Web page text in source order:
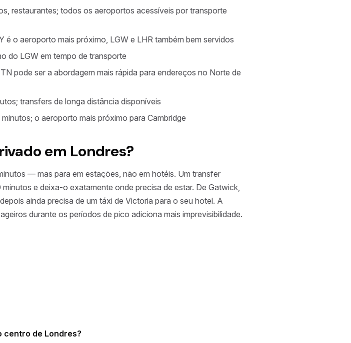
restaurantes; todos os aeroportos acessíveis por transporte
o aeroporto mais próximo, LGW e LHR também bem servidos
do LGW em tempo de transporte
pode ser a abordagem mais rápida para endereços no Norte de
transfers de longa distância disponíveis
o aeroporto mais próximo para Cambridge
em Londres?
— mas para em estações, não em hotéis. Um transfer
e deixa-o exatamente onde precisa de estar. De Gatwick,
ainda precisa de um táxi de Victoria para o seu hotel. A
durante os períodos de pico adiciona mais imprevisibilidade.
centro de Londres?